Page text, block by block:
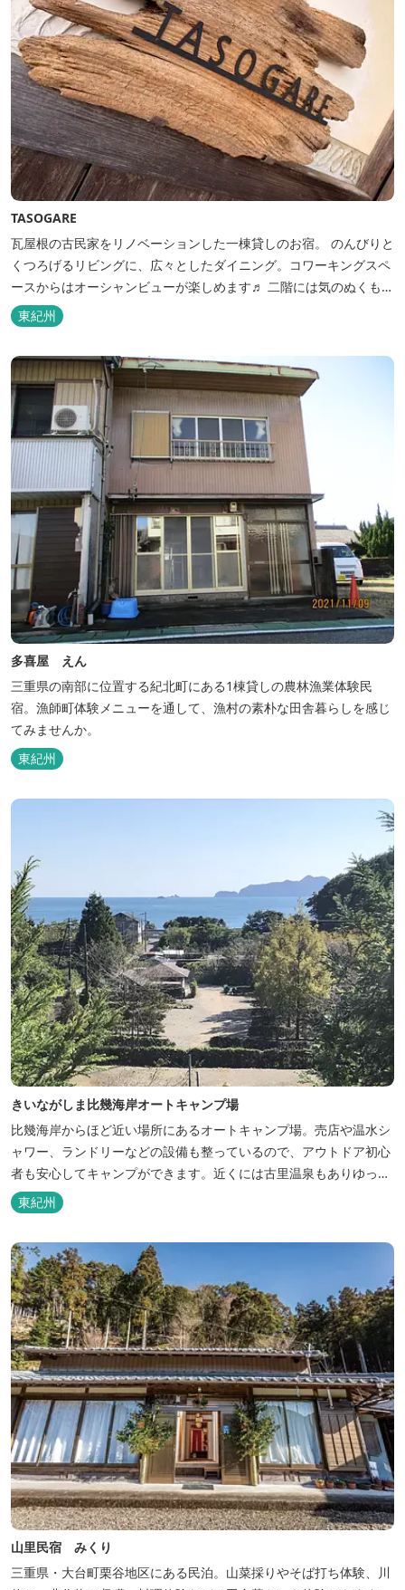
TASOGARE
瓦屋根の古民家をリノベーションした一棟貸しのお宿。 のんびりと
くつろげるリビングに、広々としたダイニング。コワーキングスペ
ースからはオーシャンビューが楽しめます♬ 二階には気のぬくもり
を感じながら、アートと読書に浸ることができる「TASOGAREの
間」があり、海を眺めながらゆったりとした時間を過ごすことがで
きます。
東紀州
多喜屋 えん
三重県の南部に位置する紀北町にある1棟貸しの農林漁業体験民
宿。漁師町体験メニューを通して、漁村の素朴な田舎暮らしを感じ
てみませんか。
東紀州
きいながしま比幾海岸オートキャンプ場
比幾海岸からほど近い場所にあるオートキャンプ場。売店や温水シ
ャワー、ランドリーなどの設備も整っているので、アウトドア初心
者も安心してキャンプができます。近くには古里温泉もありゆっく
りのんびり過ごしたい方に最高！
東紀州
山里民宿 みくり
三重県・大台町栗谷地区にある民泊。山菜採りやそば打ち体験、川